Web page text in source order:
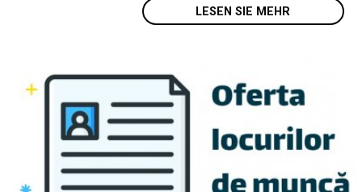
LESEN SIE MEHR